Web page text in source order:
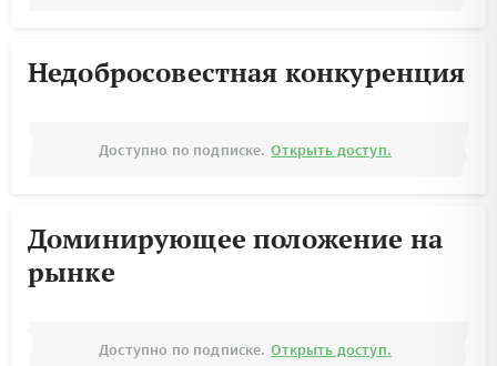
Недобросовестная конкуренция
Доступно по подписке. Открыть доступ.
Доминирующее положение на
рынке
Доступно по подписке. Открыть доступ.